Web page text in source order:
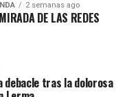
2 semanas ago
DE LAS REDES
debacle tras la dolorosa